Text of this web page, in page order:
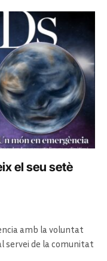
el seu setè
amb la voluntat
servei de la comunitat